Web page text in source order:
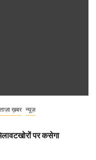
ताज़ा ख़बर न्यूज़
पर कसेगा